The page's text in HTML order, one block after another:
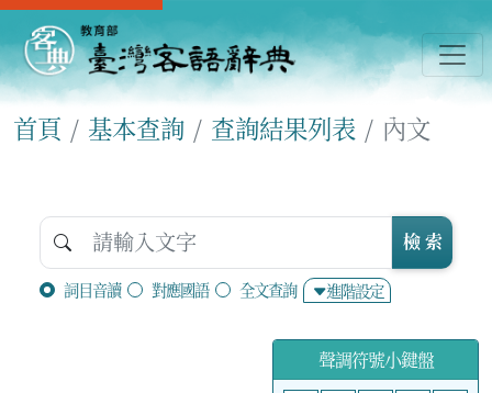
首頁 基本查詢 查詢結果列表 內文
詞目音讀 對應國語 全文查詢 進階設定
檢 索
聲調符號小鍵盤